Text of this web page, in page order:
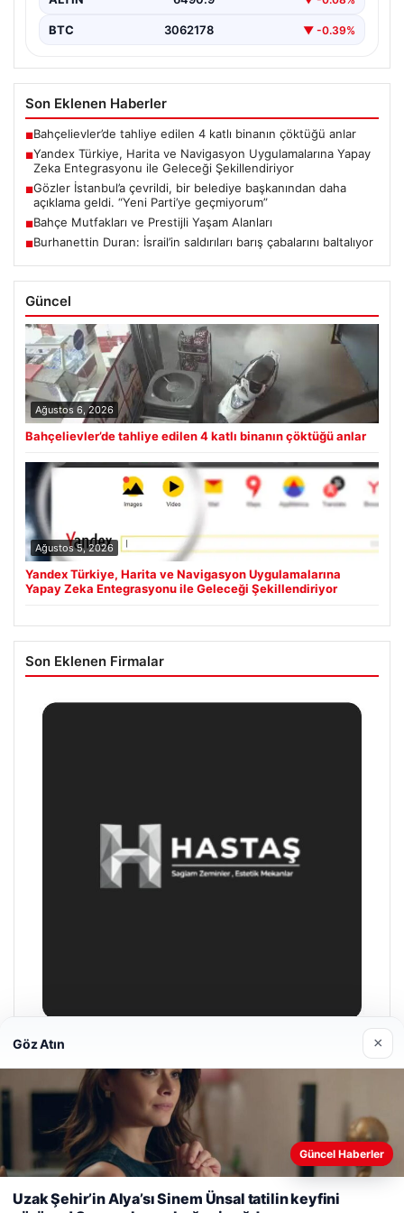
BTC 3062178 ▼ -0.39%
Son Eklenen Haberler
■Bahçelievler’de tahliye edilen 4 katlı binanın çöktüğü anlar
■Yandex Türkiye, Harita ve Navigasyon Uygulamalarına Yapay
Zeka Entegrasyonu ile Geleceği Şekillendiriyor
■Gözler İstanbul’a çevrildi, bir belediye başkanından daha
açıklama geldi. “Yeni Parti’ye geçmiyorum”
■Bahçe Mutfakları ve Prestijli Yaşam Alanları
■Burhanettin Duran: İsrail’in saldırıları barış çabalarını baltalıyor
Güncel
Ağustos 6, 2026
Bahçelievler’de tahliye edilen 4 katlı binanın çöktüğü anlar
Ağustos 5, 2026
Yandex Türkiye, Harita ve Navigasyon Uygulamalarına
Yapay Zeka Entegrasyonu ile Geleceği Şekillendiriyor
Son Eklenen Firmalar
Mayıs 26, 2026
Web sitemizi nasıl kullandığınızı daha iyi anlayabilmek,
deneyiminizi kişiselleştirmek ve geliştirmek amacıyla çerezler
kullanıyoruz.Çerez Politikamız
Göz Atın ×
Güncel Haberler
Uzak Şehir’in Alya’sı Sinem Ünsal tatilin keyfini